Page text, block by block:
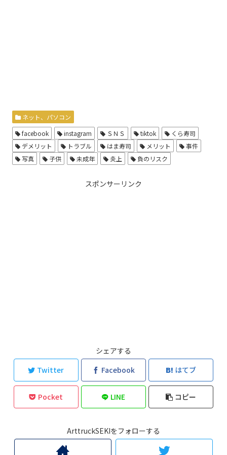
ネット、パソコン
facebook
instagram ＳＮＳ tiktok
くら寿司
デメリット
トラブル はま寿司 メリット
事件
写真
子供 未成年 炎上 負のリスク
スポンサーリンク
シェアする
Twitter
Facebook はてブ
Pocket LINE コピー
ArttruckSEKIをフォローする